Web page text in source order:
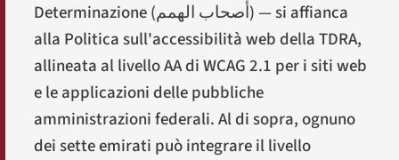
Determinazione(أصحاب الهمم) — si affianca
alla Politica sull'accessibilità web della TDRA,
allineata al livello AA di WCAG 2.1 per i siti web
e le applicazioni delle pubbliche
amministrazioni federali. Al di sopra, ognuno
dei sette emirati può integrare il livello